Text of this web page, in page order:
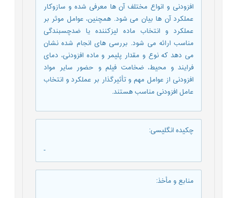
افزودنی و انواع مختلف آن ها معرفی شده و سازوکار
عملکرد آن ها بیان می شود. همچنین، عوامل موثر بر
عملکرد و انتخاب ماده لیزکننده یا ضدچسبندگی
مناسب ارائه می شود. بررسی های انجام شده نشان
می دهد که نوع و مقدار پلیمر و ماده افزودنی، دمای
فرایند و محیط، ضخامت فیلم و حضور سایر مواد
افزودنی از عوامل مهم و تأثیرگذار بر عملکرد و انتخاب
عامل افزودنی مناسب هستند.
چکیده انگلیسی:
منابع و مأخذ: